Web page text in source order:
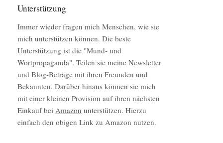
Unterstützung
Immer wieder fragen mich Menschen, wie sie
mich unterstützen können. Die beste
Unterstützung ist die "Mund- und
Wortpropaganda". Teilen sie meine Newsletter
und Blog-Beträge mit ihren Freunden und
Bekannten. Darüber hinaus können sie mich
mit einer kleinen Provision auf ihren nächsten
Einkauf bei Amazon unterstützen. Hierzu
einfach den obigen Link zu Amazon nutzen.